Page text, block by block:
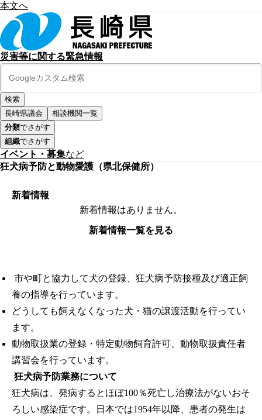
本文へ
災害等に関する緊急情報
長崎県議会
相談機関一覧
分類でさがす
組織でさがす
イベント・募集など
狂犬病予防と動物愛護（県北保健所）
新着情報
新着情報はありません。
新着情報一覧を見る
市や町と協力して犬の登録、狂犬病予防接種及び適正飼
養の指導を行っています。
どうしても飼えなくなった犬・猫の譲渡活動を行ってい
ます。
動物取扱業の登録・特定動物飼育許可、動物取扱責任者
講習会を行っています。
狂犬病予防業務について
狂犬病は、発病するとほぼ100％死亡し治療法がないおそ
ろしい感染症です。日本では1954年以降、患者の発生は